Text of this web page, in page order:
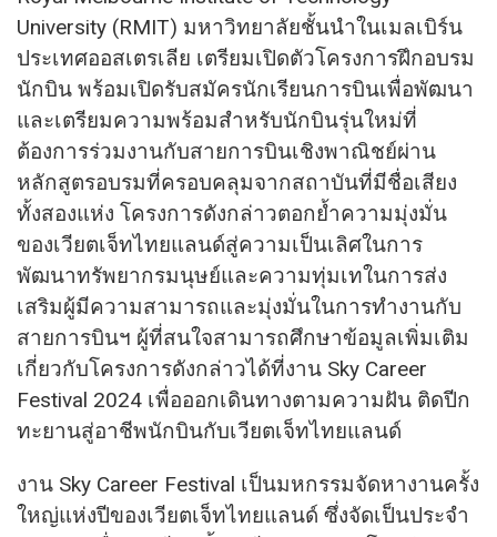
University (RMIT) มหาวิทยาลัยชั้นนำในเมลเบิร์น
ประเทศออสเตรเลีย เตรียมเปิดตัวโครงการฝึกอบรม
นักบิน พร้อมเปิดรับสมัครนักเรียนการบินเพื่อพัฒนา
และเตรียมความพร้อมสำหรับนักบินรุ่นใหม่ที่
ต้องการร่วมงานกับสายการบินเชิงพาณิชย์ผ่าน
หลักสูตรอบรมที่ครอบคลุมจากสถาบันที่มีชื่อเสียง
ทั้งสองแห่ง โครงการดังกล่าวตอกย้ำความมุ่งมั่น
ของเวียตเจ็ทไทยแลนด์สู่ความเป็นเลิศในการ
พัฒนาทรัพยากรมนุษย์และความทุ่มเทในการส่ง
เสริมผู้มีความสามารถและมุ่งมั่นในการทำงานกับ
สายการบินฯ ผู้ที่สนใจสามารถศึกษาข้อมูลเพิ่มเติม
เกี่ยวกับโครงการดังกล่าวได้ที่งาน Sky Career
Festival 2024 เพื่อออกเดินทางตามความฝัน ติดปีก
ทะยานสู่อาชีพนักบินกับเวียตเจ็ทไทยแลนด์
งาน Sky Career Festival เป็นมหกรรมจัดหางานครั้ง
ใหญ่แห่งปีของเวียตเจ็ทไทยแลนด์ ซึ่งจัดเป็นประจำ